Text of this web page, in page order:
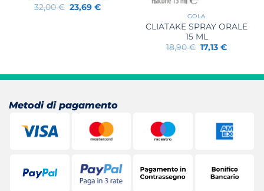
32,00€ Il
prezzo
23,69€Il
GOLA
CLIATAKE SPRAY ORALE
15 ML
18,90€ Il
prezzo
18,90 €.
17,13€Il
17,13 €.
Metodi di pagamento